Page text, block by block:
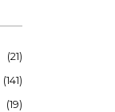
(21)
(141)
(19)